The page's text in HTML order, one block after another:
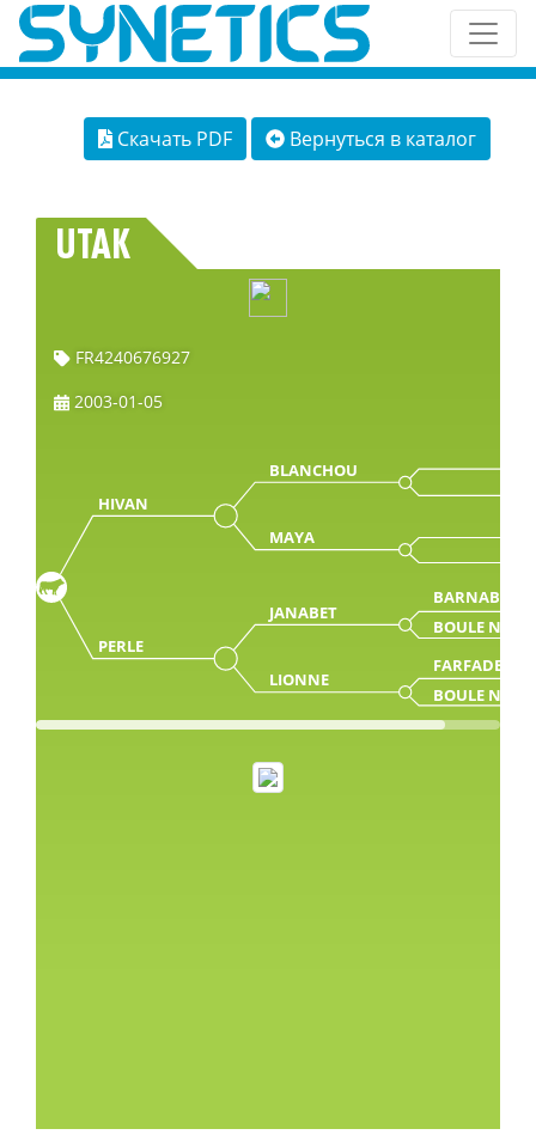
Скачать PDF Вернуться в каталог
UTAK
FR4240676927
2003-01-05
HIVAN
BLANCHOU
MAYA
PERLE
JANABET
BARNABE
BOULE NEIG
LIONNE
FARFADET
BOULE NEIG